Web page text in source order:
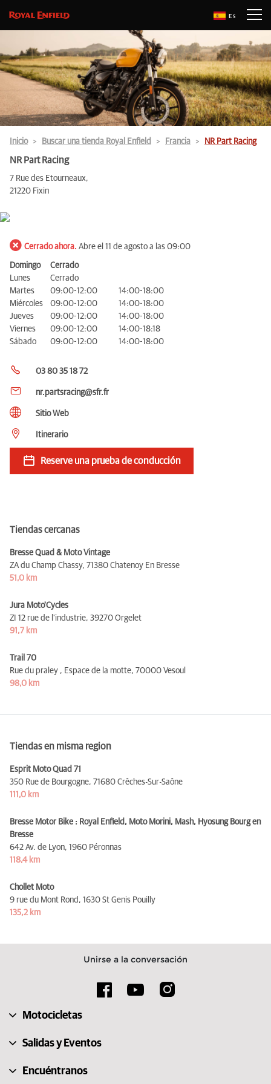
Es
Inicio Buscar una tienda Royal Enfield Francia NR Part Racing
NR Part Racing
7 Rue des Etourneaux,
21220 Fixin
Cerrado ahora. Abre el 11 de agosto a las 09:00
Domingo
Cerrado
Lunes
Cerrado
Martes
09:00-12:00
14:00-18:00
Miércoles
09:00-12:00
14:00-18:00
Jueves
09:00-12:00
14:00-18:00
Viernes
09:00-12:00
14:00-18:18
Sábado
09:00-12:00 14:00-18:00
03 80 35 18 72
nr.partsracing@sfr.fr
Sitio Web
Itinerario
Reserve una prueba de conducción
Tiendas cercanas
Bresse Quad & Moto Vintage
ZA du Champ Chassy, 71380 Chatenoy En Bresse
51,0 km
Jura Moto'Cycles
ZI 12 rue de l'industrie, 39270 Orgelet
91,7 km
Trail 70
Rue du praley , Espace de la motte, 70000 Vesoul
98,0 km
Tiendas en misma region
Esprit Moto Quad 71
350 Rue de Bourgogne, 71680 Crêches-Sur-Saône
111,0 km
Bresse Motor Bike : Royal Enfield, Moto Morini, Mash, Hyosung Bourg en
Bresse
642 Av. de Lyon, 1960 Péronnas
118,4 km
Chollet Moto
9 rue du Mont Rond, 1630 St Genis Pouilly
135,2 km
Unirse a la conversación
Motocicletas
Salidas y Eventos
Encuéntranos